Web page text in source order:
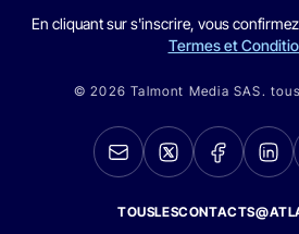
En cliquant sur s'inscrire, vous
Termes et
© 2026 Talmont Media SAS.